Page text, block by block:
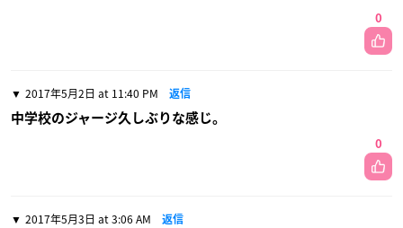
0
2017年5月2日 at 11:40 PM 返信
中学校のジャージ久しぶりな感じ。
0
2017年5月3日 at 3:06 AM 返信